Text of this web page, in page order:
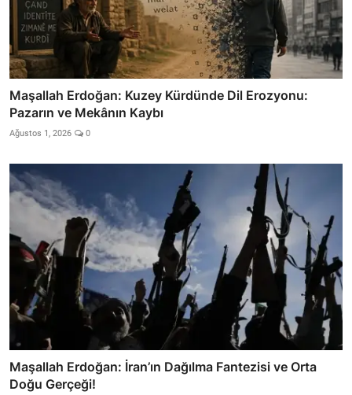
Maşallah Erdoğan: Kuzey Kürdünde Dil Erozyonu:
Pazarın ve Mekânın Kaybı
Ağustos 1, 2026 0
Maşallah Erdoğan: İran’ın Dağılma Fantezisi ve Orta
Doğu Gerçeği!